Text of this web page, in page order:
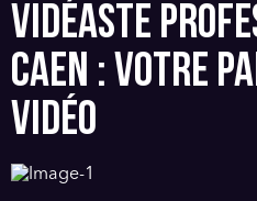
VIDÉASTE
CAEN : VOTRE
VIDÉO